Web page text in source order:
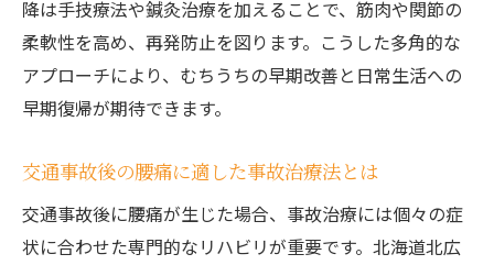
降は手技療法や鍼灸治療を加えることで、筋肉や関節の
柔軟性を高め、再発防止を図ります。こうした多角的な
アプローチにより、むちうちの早期改善と日常生活への
早期復帰が期待できます。
交通事故後の腰痛に適した事故治療法とは
交通事故後に腰痛が生じた場合、事故治療には個々の症
状に合わせた専門的なリハビリが重要です。北海道北広